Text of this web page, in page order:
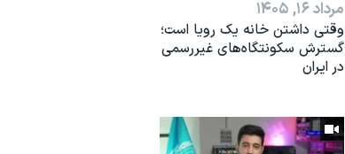
مرداد ۱۶, ۱۴۰۵
وقتی داشتن خانه یک رویا است؛
گسترش سکونتگاه‌های غیررسمی
در ایران